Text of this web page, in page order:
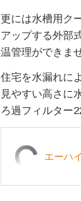
更には水槽用ク
アップする外部
温管理ができま
住宅を水漏れに
見やすい高さに
ろ過フィルター
エーハ